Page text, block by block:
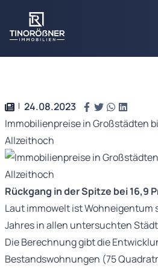
24.08.2023
Immobilienpreise in Großstädten
Allzeithoch
Rückgang in der Spitze bei 16,9
Laut immowelt ist Wohneigentum
Jahres in allen untersuchten
Die Berechnung gibt die
Bestandswohnungen (75